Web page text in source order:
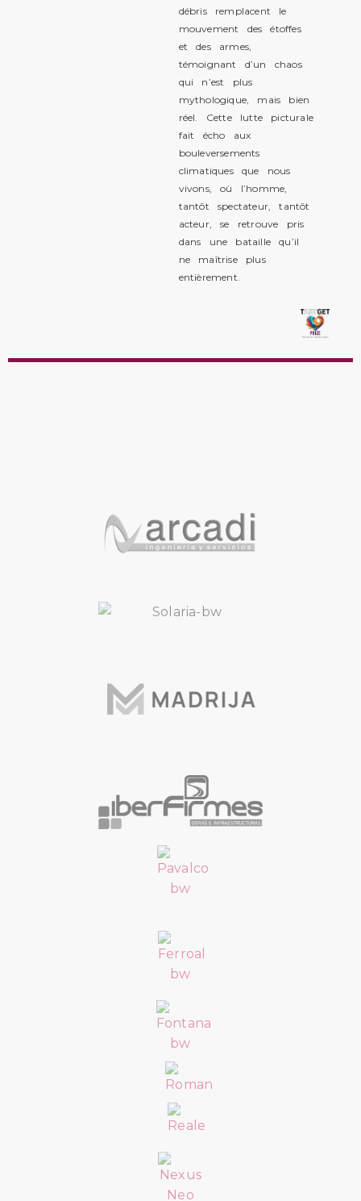
débris remplacent le
mouvement des étoffes
et des armes,
témoignant d’un chaos
qui n’est plus
mythologique, mais bien
réel. Cette lutte picturale
fait écho aux
bouleversements
climatiques que nous
vivons, où l’homme,
tantôt spectateur, tantôt
acteur, se retrouve pris
dans une bataille qu’il
ne maîtrise plus
entièrement.